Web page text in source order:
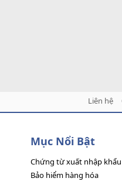
Liên hệ
Mục Nổi Bật
Chứng từ xuất nhập khẩu
Bảo hiểm hàng hóa